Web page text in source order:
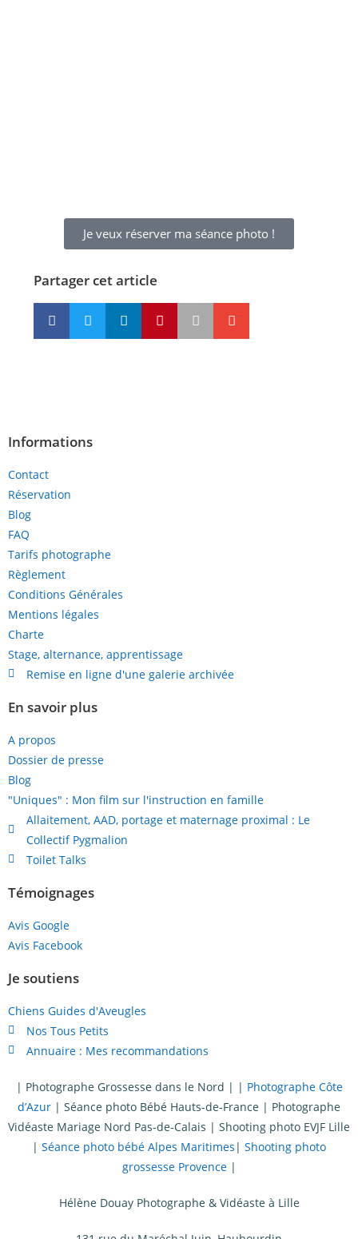
Je veux réserver ma séance photo !
Partager cet article
Informations
Contact
Réservation
Blog
FAQ
Tarifs photographe
Règlement
Conditions Générales
Mentions légales
Charte
Stage, alternance, apprentissage
Remise en ligne d'une galerie archivée
En savoir plus
A propos
Dossier de presse
Blog
"Uniques" : Mon film sur l'instruction en famille
Allaitement, AAD, portage et maternage proximal : Le
Collectif Pygmalion
Toilet Talks
Témoignages
Avis Google
Avis Facebook
Je soutiens
Chiens Guides d'Aveugles
Nos Tous Petits
Annuaire : Mes recommandations
| Photographe Grossesse dans le Nord | | Photographe Côte
d’Azur | Séance photo Bébé Hauts-de-France | Photographe
Vidéaste Mariage Nord Pas-de-Calais | Shooting photo EVJF Lille
| Séance photo bébé Alpes Maritimes | Shooting photo
grossesse Provence|
Hélène Douay Photographe & Vidéaste à Lille